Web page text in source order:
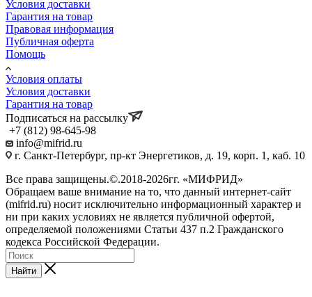
Условия доставки
Гарантия на товар
Правовая информация
Публичная оферта
Помощь
Условия оплаты
Условия доставки
Гарантия на товар
Подписаться на рассылку
+7 (812) 98-645-98
info@mifrid.ru
г. Санкт-Петербург, пр-кт Энергетиков, д. 19, корп. 1, каб. 10
Все права защищены.©.2018-2026гг. «МИФРИД»
Обращаем ваше внимание на то, что данный интернет-сайт
(mifrid.ru) носит исключительно информационный характер и
ни при каких условиях не является публичной офертой,
определяемой положениями Статьи 437 п.2 Гражданского
кодекса Российской Федерации.
Найти